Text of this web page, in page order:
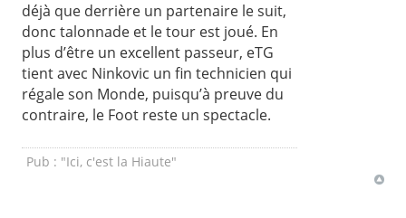
déjà que derrière un partenaire le suit,
donc talonnade et le tour est joué. En
plus d’être un excellent passeur, eTG
tient avec Ninkovic un fin technicien qui
régale son Monde, puisqu’à preuve du
contraire, le Foot reste un spectacle.
Pub : "Ici, c'est la Hiaute"